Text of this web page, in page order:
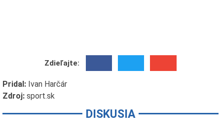
Zdieľajte:
Pridal: Ivan Harčár
Zdroj: sport.sk
DISKUSIA